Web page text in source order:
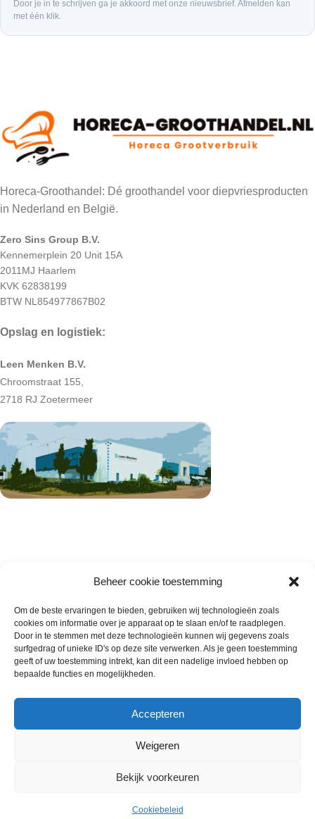
Beheer cookie toestemming
Om de beste ervaringen te bieden, gebruiken wij technologieën zoals
cookies om informatie over je apparaat op te slaan en/of te raadplegen.
Door in te stemmen met deze technologieën kunnen wij gegevens zoals
surfgedrag of unieke ID's op deze site verwerken. Als je geen toestemming
geeft of uw toestemming intrekt, kan dit een nadelige invloed hebben op
bepaalde functies en mogelijkheden.
Accepteren
Weigeren
Bekijk voorkeuren
Cookiebeleid
Door je in te schrijven ga je akkoord met onze nieuwsbrief. Afmelden kan
met één klik.
Horeca-Groothandel: Dé groothandel voor diepvriesproducten
in Nederland en België.
Zero Sins Group B.V.
Kennemerplein 20 Unit 15A
2011MJ Haarlem
KVK 62838199
BTW NL854977867B02
Opslag en logistiek:
Leen Menken B.V.
Chroomstraat 155,
2718 RJ Zoetermeer
Wie zijn wij
Contact met onze inkoop
Klantenservice
Annuleer & Retourbeleid
Horeca-Groothandel
Wij gebruiken cookies om uw ervaring op onze
gaat u akkoord met ons gebruik van cookies.
(Butterfly) 6x1kilo Halal